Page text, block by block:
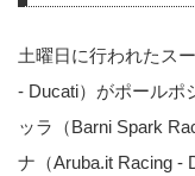
土曜日に行われたス
- Ducati）がポールポ
ッラ（Barni Spark
ナ（Aruba.it Racing -